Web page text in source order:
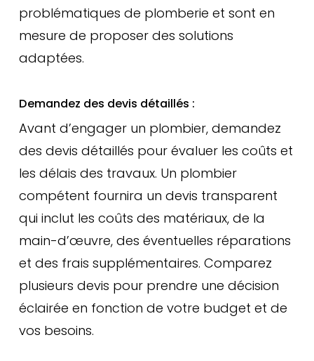
problématiques de plomberie et sont en
mesure de proposer des solutions
adaptées.
Demandez des devis détaillés :
Avant d’engager un plombier, demandez
des devis détaillés pour évaluer les coûts et
les délais des travaux. Un plombier
compétent fournira un devis transparent
qui inclut les coûts des matériaux, de la
main-d’œuvre, des éventuelles réparations
et des frais supplémentaires. Comparez
plusieurs devis pour prendre une décision
éclairée en fonction de votre budget et de
vos besoins.